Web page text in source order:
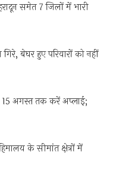
समेत 7 जिलों में भारी
बेघर हुए परिवारों को नहीं
15 अगस्त तक करें अप्लाई;
के सीमांत क्षेत्रों में